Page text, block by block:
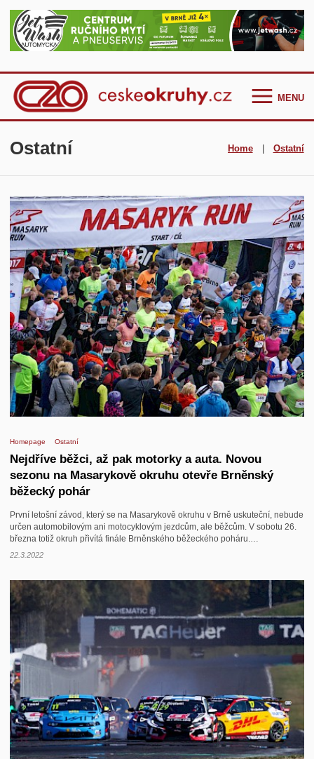
MENU
Češi ve světě
TCR Eastern Europe
F4 CEZ
Clio Cup Bohemia
Ostatní
Historie
Kontakt
Ostatní Home | Ostatní
Homepage Ostatní
Nejdříve běžci, až pak motorky a auta. Novou
sezonu na Masarykově okruhu otevře Brněnský
běžecký pohár
První letošní závod, který se na Masarykově okruhu v Brně uskuteční, nebude
určen automobilovým ani motocyklovým jezdcům, ale běžcům. V sobotu 26.
března totiž okruh přivítá finále Brněnského běžeckého poháru.…
22.3.2022